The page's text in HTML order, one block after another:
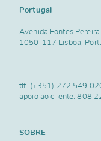
Portugal
Avenida Fontes
1050-117 Lisboa,
tlf. (+351) 272 549
apoio ao cliente.808
SOBRE